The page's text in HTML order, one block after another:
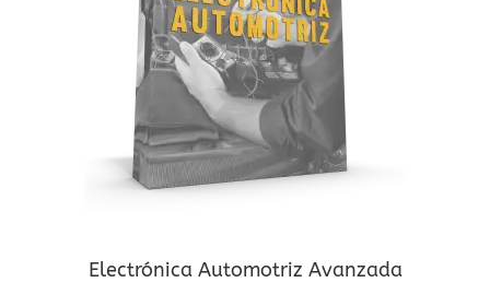
Electrónica Automotriz Avanzada